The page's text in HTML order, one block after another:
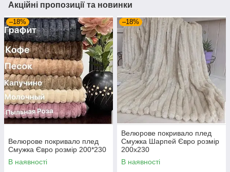
Акційні пропозиції та новинки
–18%
Велюрове покривало плед
Смужка Євро розмір 200*230
В наявності
–18%
Велюрове покривало плед
Смужка Шарпей Євро розмір
200х230
В наявності